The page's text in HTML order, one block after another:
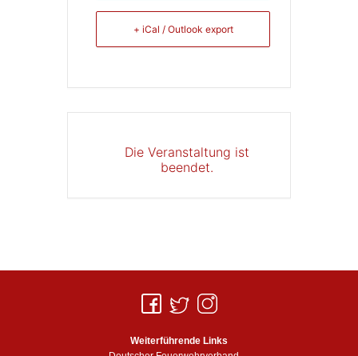
+ iCal / Outlook export
Die Veranstaltung ist
beendet.
Weiterführende Links